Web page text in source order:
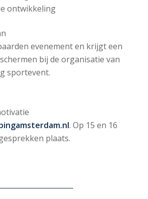
ontwikkeling
evenement en krijgt een
bij de organisatie van
sportevent.
. Op 15 en 16
plaats.